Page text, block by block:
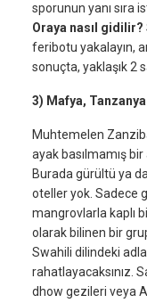
sporunun yanı sıra
Oraya nasıl gidilir?
feribotu yakalayın,
sonuçta, yaklaşık 2
3) Mafya, Tanzanya
Muhtemelen
ayak basılmamış
Burada gürültü ya
oteller yok. Sadece
mangrovlarla kaplı
olarak bilinen bir
Swahili dilindeki
rahatlayacaksınız.
dhow gezileri veya